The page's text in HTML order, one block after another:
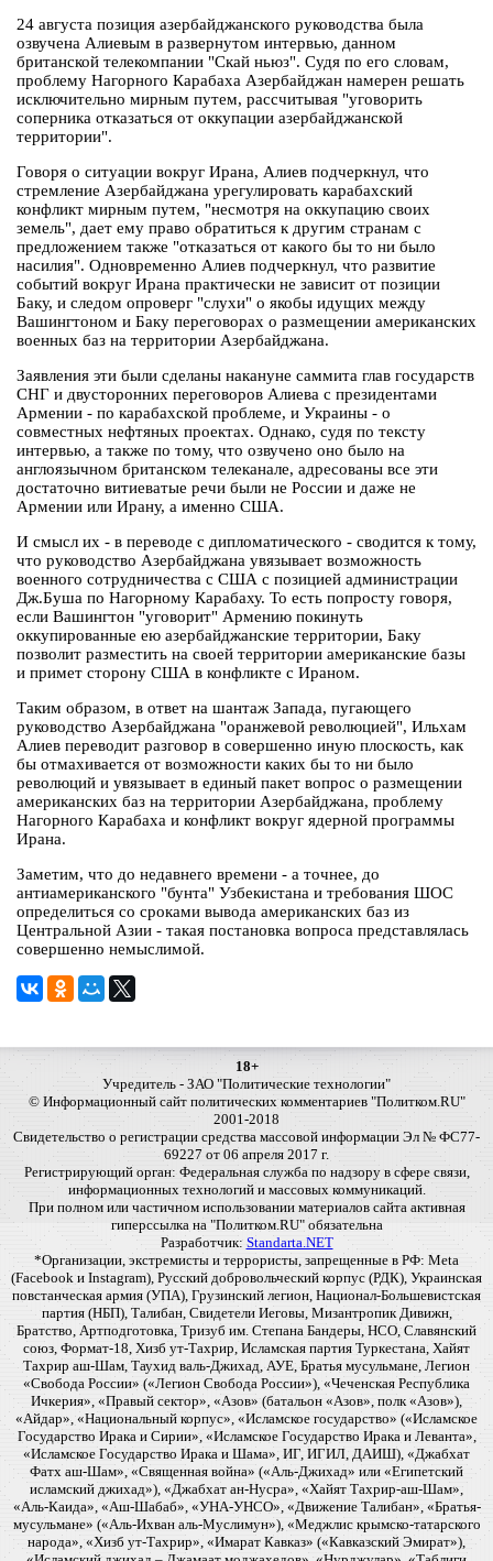
24 августа позиция азербайджанского руководства была
озвучена Алиевым в развернутом интервью, данном
британской телекомпании "Скай ньюз". Судя по его словам,
проблему Нагорного Карабаха Азербайджан намерен решать
исключительно мирным путем, рассчитывая "уговорить
соперника отказаться от оккупации азербайджанской
территории".
Говоря о ситуации вокруг Ирана, Алиев подчеркнул, что
стремление Азербайджана урегулировать карабахский
конфликт мирным путем, "несмотря на оккупацию своих
земель", дает ему право обратиться к другим странам с
предложением также "отказаться от какого бы то ни было
насилия". Одновременно Алиев подчеркнул, что развитие
событий вокруг Ирана практически не зависит от позиции
Баку, и следом опроверг "слухи" о якобы идущих между
Вашингтоном и Баку переговорах о размещении американских
военных баз на территории Азербайджана.
Заявления эти были сделаны накануне саммита глав государств
СНГ и двусторонних переговоров Алиева с президентами
Армении - по карабахской проблеме, и Украины - о
совместных нефтяных проектах. Однако, судя по тексту
интервью, а также по тому, что озвучено оно было на
англоязычном британском телеканале, адресованы все эти
достаточно витиеватые речи были не России и даже не
Армении или Ирану, а именно США.
И смысл их - в переводе с дипломатического - сводится к тому,
что руководство Азербайджана увязывает возможность
военного сотрудничества с США с позицией администрации
Дж.Буша по Нагорному Карабаху. То есть попросту говоря,
если Вашингтон "уговорит" Армению покинуть
оккупированные ею азербайджанские территории, Баку
позволит разместить на своей территории американские базы
и примет сторону США в конфликте с Ираном.
Таким образом, в ответ на шантаж Запада, пугающего
руководство Азербайджана "оранжевой революцией", Ильхам
Алиев переводит разговор в совершенно иную плоскость, как
бы отмахивается от возможности каких бы то ни было
революций и увязывает в единый пакет вопрос о размещении
американских баз на территории Азербайджана, проблему
Нагорного Карабаха и конфликт вокруг ядерной программы
Ирана.
Заметим, что до недавнего времени - а точнее, до
антиамериканского "бунта" Узбекистана и требования ШОС
определиться со сроками вывода американских баз из
Центральной Азии - такая постановка вопроса представлялась
совершенно немыслимой.
18+
Учредитель - ЗАО "Политические технологии"
© Информационный сайт политических комментариев "Политком.RU"
2001-2018
Свидетельство о регистрации средства массовой информации Эл № ФС77-
69227 от 06 апреля 2017 г.
Регистрирующий орган: Федеральная служба по надзору в сфере связи,
информационных технологий и массовых коммуникаций.
При полном или частичном использовании материалов сайта активная
гиперссылка на "Политком.RU" обязательна
Разработчик: Standarta.NET
*Организации, экстремисты и террористы, запрещенные в РФ: Meta
(Facebook и Instagram), Русский добровольческий корпус (РДК), Украинская
повстанческая армия (УПА), Грузинский легион, Национал-Большевистская
партия (НБП), Талибан, Свидетели Иеговы, Мизантропик Дивижн,
Братство, Артподготовка, Тризуб им. Степана Бандеры, НСО, Славянский
союз, Формат-18, Хизб ут-Тахрир, Исламская партия Туркестана, Хайят
Тахрир аш-Шам, Таухид валь-Джихад, АУЕ, Братья мусульмане, Легион
«Свобода России» («Легион Свобода России»), «Чеченская Республика
Ичкерия», «Правый сектор», «Азов» (батальон «Азов», полк «Азов»),
«Айдар», «Национальный корпус», «Исламское государство» («Исламское
Государство Ирака и Сирии», «Исламское Государство Ирака и Леванта»,
«Исламское Государство Ирака и Шама», ИГ, ИГИЛ, ДАИШ), «Джабхат
Фатх аш-Шам», «Священная война» («Аль-Джихад» или «Египетский
исламский джихад»), «Джабхат ан-Нусра», «Хайят Тахрир-аш-Шам»,
«Аль-Каида», «Аш-Шабаб», «УНА-УНСО», «Движение Талибан», «Братья-
мусульмане» («Аль-Ихван аль-Муслимун»), «Меджлис крымско-татарского
народа», «Хизб ут-Тахрир», «Имарат Кавказ» («Кавказский Эмират»),